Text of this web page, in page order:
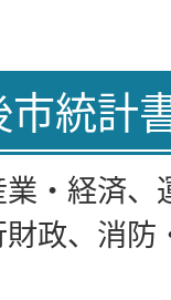
統計
・経済
政、消防